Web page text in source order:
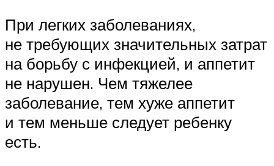
При легких заболеваниях,
не требующих значительных затрат
на борьбу с инфекцией, и аппетит
не нарушен. Чем тяжелее
заболевание, тем хуже аппетит
и тем меньше следует ребенку
есть.